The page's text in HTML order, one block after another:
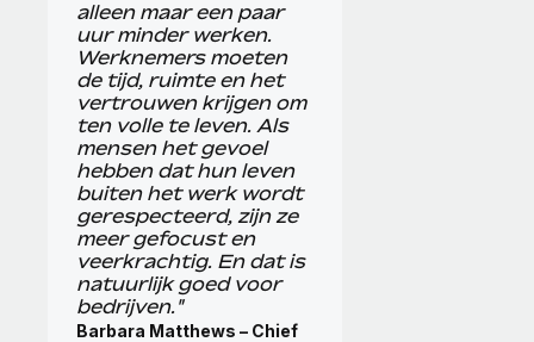
alleen maar een paar
uur minder werken.
Werknemers moeten
de tijd, ruimte en het
vertrouwen krijgen om
ten volle te leven. Als
mensen het gevoel
hebben dat hun leven
buiten het werk wordt
gerespecteerd, zijn ze
meer gefocust en
veerkrachtig. En dat is
natuurlijk goed voor
bedrijven."
Barbara Matthews – Chief